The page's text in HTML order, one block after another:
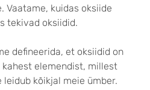
Vaatame, kuidas oksiide
tekivad oksiidid.
defineerida, et oksiidid on
elemendist, millest
leidub kõikjal meie ümber.